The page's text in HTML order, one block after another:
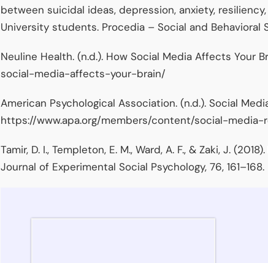
between suicidal ideas, depression, anxiety,
University students. Procedia – Social and Behavioral
Neuline Health. (n.d.). How Social Media Affects
social-media-affects-your-brain/
American Psychological Association. (n.d.). Social
https://www.apa.org/members/content/social-media-
Tamir, D. I., Templeton, E. M., Ward, A. F., & Zaki, J.
Journal of Experimental Social Psychology, 76, 161–168.